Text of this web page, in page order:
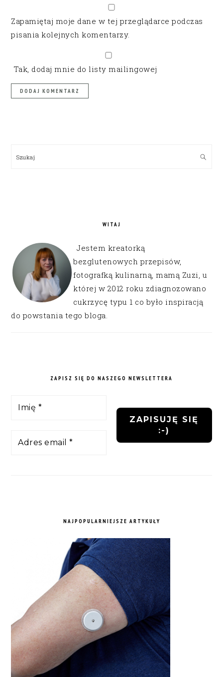
Zapamiętaj moje dane w tej przeglądarce podczas
pisania kolejnych komentarzy.
Tak, dodaj mnie do listy mailingowej
Szukaj
WITAJ
Jestem kreatorką
bezglutenowych przepisów,
fotografką kulinarną, mamą Zuzi, u
której w 2012 roku zdiagnozowano
cukrzycę typu 1 co było inspiracją
do powstania tego bloga.
ZAPISZ SIĘ DO NASZEGO NEWSLETTERA
NAJPOPULARNIEJSZE ARTYKUŁY